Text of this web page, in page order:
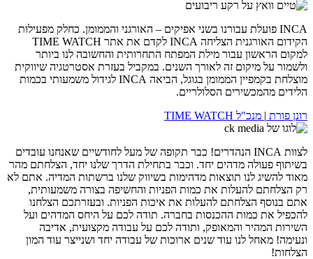
INCA פועלת עבורנו בשני אפיקים – האורגני והממומן. כחלק מפעילות
הקידום האורגנית הצליחה INCA לקדם את אתר TIME WATCH
למקום הראשון עבור מילת המפתח התחרותית והחשובה לנו ביותר
ולשמור על מיקום זה לאורך השנים. במקביל בעזרת אסטרטגיה שיווקית
מוצלחת בקמפיין הממומן בגוגל, הביאה INCA לגידול משמעותי בכמות
הלידים מהמכשירים הסלולריים.
רונן פורת | מנכ"ל TIME WATCH
לצוות INCA הנהדרים! כבר תקופה של מעל לחודשיים שאנחנו עובדים
בשיתוף פעולה מדהים יחד. וכבר בתחילת הדרך שלנו יחד, הצלחתם מהר
מאוד להשיג לנו תוצאות מדהימות בשיווק שלנו ברשתות המדיה. אתם לא
רק הצלחתם להעלות את כמות הפניות והחשיפה בצורה משמעותית,
אתם בנוסף הצלחתם להעלות את איכות הפניות. ובעזרתכם הצלחנו
להכפיל את כמות ההכנסות בחברה. תודה לכם על היחס המדהים ועל
השירות המהיר והמאופק, ותודה לכם על עבודה מקצועית, אדיבה
ונעימה! מאחל לנו עוד שנים ארוכות של עבודה יחד ושנייצר עוד המון
הצלחות!